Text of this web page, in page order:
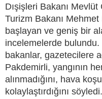
Dışişleri Bakanı
Turizm Bakanı
başlayan ve geniş bir
incelemelerde
bakanlar, gazetecilere
Pakdemirli, yangının
alınmadığını, hava
kolaylaştırdığını söyledi.